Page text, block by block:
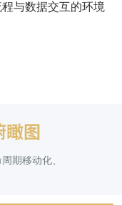
与数据交互的环境
图
期移动化、